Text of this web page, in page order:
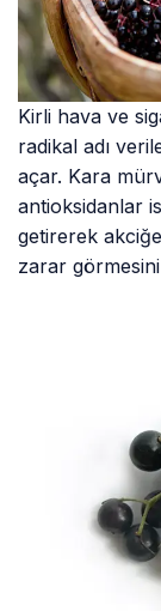
Kirli hava ve
radikal adı
açar. Kara
antioksidanlar
getirerek
zarar